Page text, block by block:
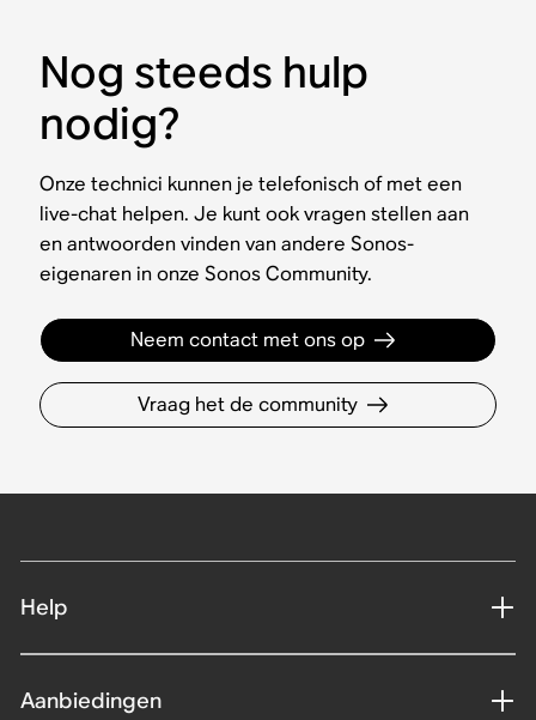
Nog steeds hulp
nodig?
Onze technici kunnen je telefonisch of met een
live-chat helpen. Je kunt ook vragen stellen aan
en antwoorden vinden van andere Sonos-
eigenaren in onze Sonos Community.
Neem contact met ons op
Vraag het de community
Help
Aanbiedingen